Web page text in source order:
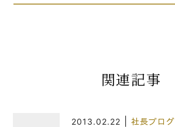
関連記事
2013.02.22 社長ブログ